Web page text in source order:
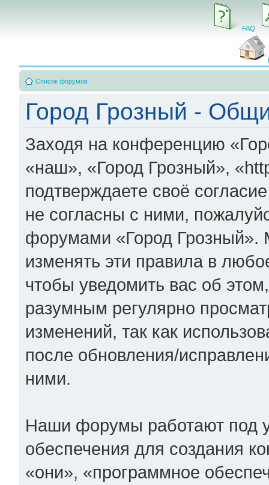
FAQ
Список форумов
Город Грозный -
Заходя на конференцию
«наш», «Город Грозный»,
подтверждаете своё
не согласны с ними,
форумами «Город Грозный».
изменять эти правила в
чтобы уведомить вас об
разумным регулярно
изменений, так как
после обновления/
ними.
Наши форумы работают под
обеспечения для создания
«они», «программное